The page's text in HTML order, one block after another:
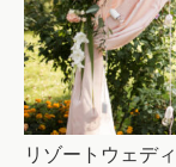
リゾートウェデ